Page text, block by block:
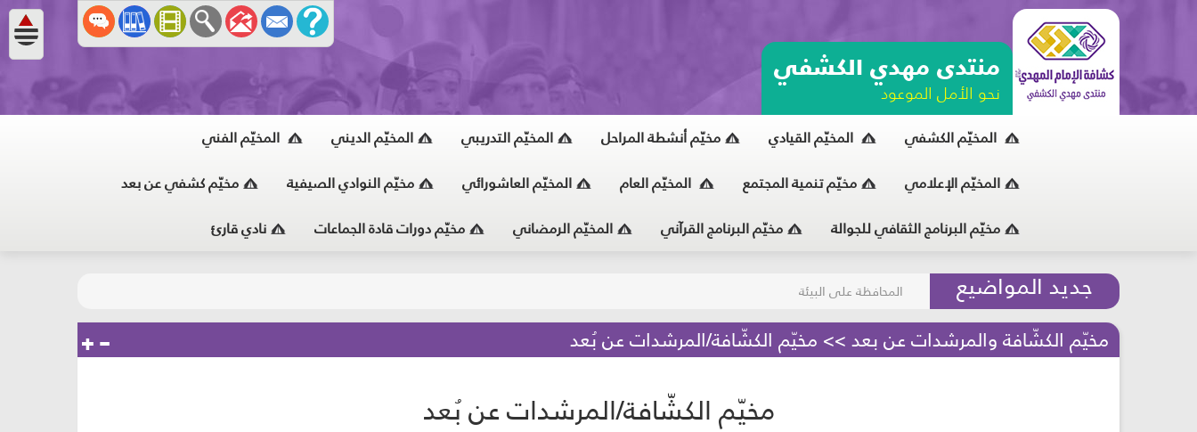
منتدى مهدي الكشفي
نحو الأمل الموعود
المخيّم الكشفي المخيّم القيادي مخيّم أنشطة المراحل المخيّم التدريبي المخيّم الديني المخيّم الفني
المخيّم الإعلامي مخيّم تنمية المجتمع المخيّم العام المخيّم العاشورائي مخيّم النوادي الصيفية مخيّم كشفي عن بعد
مخيّم البرنامج الثقافي للجوالة مخيّم البرنامج القرآني المخيّم الرمضاني مخيّم دورات قادة الجماعات نادي قارئ
جديد المواضيع
مسابقة الركب الحسينيّ
المحافظة على البيئة
مخيّم الكشّافة والمرشدات عن بعد >> مخيّم الكشّافة/المرشدات عن بُعد
مخيّم الكشّافة/المرشدات عن بُعد